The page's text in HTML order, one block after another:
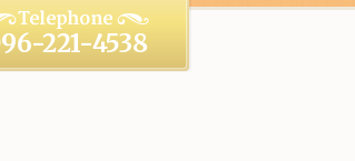
221-4538